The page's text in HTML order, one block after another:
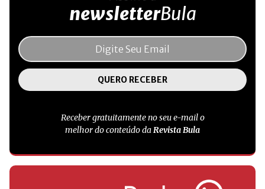
newsletterBula
Receber gratuitamente no seu e-mail o
melhor do conteúdo daRevista Bula